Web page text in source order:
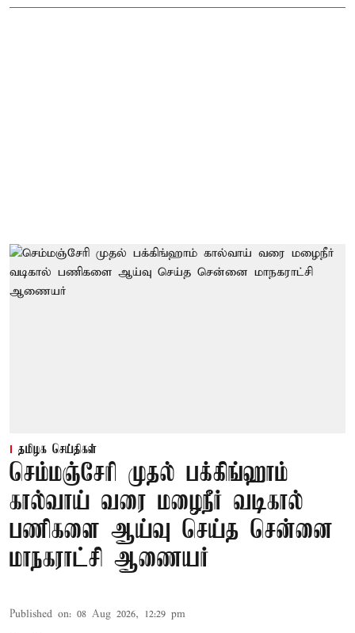
தமிழக செய்திகள்
செம்மஞ்சேரி முதல் பக்கிங்ஹாம்
கால்வாய் வரை மழைநீர் வடிகால்
பணிகளை ஆய்வு செய்த சென்னை
மாநகராட்சி ஆணையர்
Published on: 08 Aug 2026, 12:29 pm